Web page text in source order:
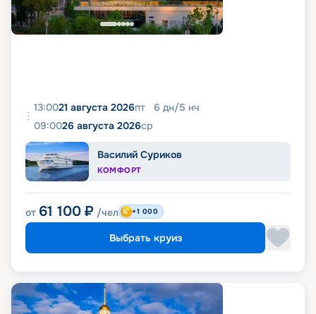
13:0021 августа 2026пт 6 дн/5 нч
09:0026 августа 2026ср
Василий Суриков
КОМФОРТ
от 61 100 ₽ /чел +1 000
Выбрать круиз